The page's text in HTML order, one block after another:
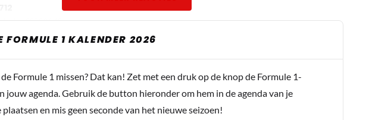
2025 06:43
geef ik je ook gedeeltelijk gelijk... Toen hij met 1:50 op de klok te gaan naar buiten
23:01
FORMULE 1 KALENDER 2026
Formule 1 missen? Dat kan! Zet met een druk op de knop de Formule 1-
jouw agenda. Gebruik de button hieronder om hem in de agenda van je
en mis geen seconde van het nieuwe seizoen!